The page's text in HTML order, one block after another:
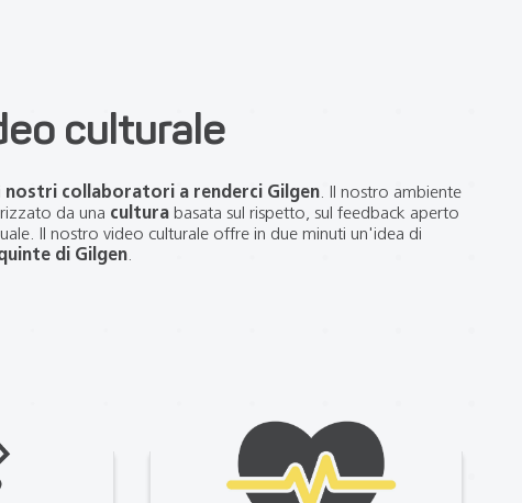
culturale
nostri collaboratori a renderci Gilgen . Il nostro ambiente
da una cultura basata sul rispetto, sul feedback aperto
Il nostro video culturale offre in due minuti un'idea di
di Gilgen